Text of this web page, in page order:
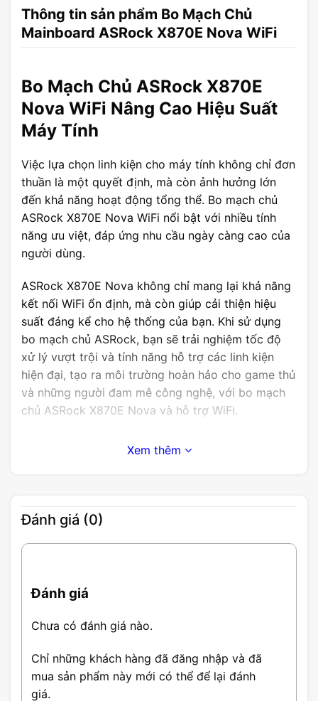
Thông tin sản phẩm Bo Mạch Chủ
Mainboard ASRock X870E Nova WiFi
Bo Mạch Chủ ASRock X870E
Nova WiFi Nâng Cao Hiệu Suất
Máy Tính
Việc lựa chọn linh kiện cho máy tính không chỉ đơn
thuần là một quyết định, mà còn ảnh hưởng lớn
đến khả năng hoạt động tổng thể. Bo mạch chủ
ASRock X870E Nova WiFi nổi bật với nhiều tính
năng ưu việt, đáp ứng nhu cầu ngày càng cao của
người dùng.
ASRock X870E Nova không chỉ mang lại khả năng
kết nối WiFi ổn định, mà còn giúp cải thiện hiệu
suất đáng kể cho hệ thống của bạn. Khi sử dụng
bo mạch chủ ASRock, bạn sẽ trải nghiệm tốc độ
xử lý vượt trội và tính năng hỗ trợ các linh kiện
hiện đại, tạo ra môi trường hoàn hảo cho game thủ
và những người đam mê công nghệ, với bo mạch
chủ ASRock X870E Nova và hỗ trợ WiFi.
Đánh giá (0)
Đánh giá
Chưa có đánh giá nào.
Chỉ những khách hàng đã đăng nhập và đã
mua sản phẩm này mới có thể để lại đánh